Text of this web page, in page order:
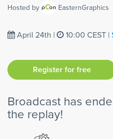
Hosted by EasternGraphics
April 24th | 10:00 CEST |
Register for free
Broadcast has
the replay!